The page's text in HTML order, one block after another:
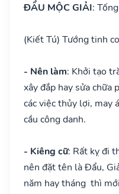
ĐẨU MỘC GIẢI:
(Kiết Tú) Tướng tinh
- Nên làm: Khởi tạo
xây đắp hay sửa chữa
các việc thủy lợi, may
cầu công danh.
- Kiêng cữ: Rất kỵ đi
nên đặt tên là Đẩu,
năm hay tháng thì